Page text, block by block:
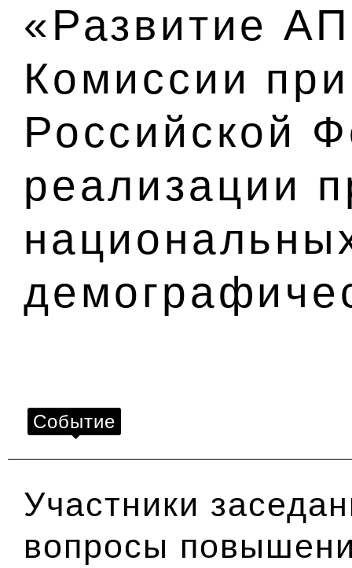
«Развитие
Комиссии
Российской
реализации
Событие
Участники
вопросы